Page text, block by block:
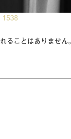
ることはありません。